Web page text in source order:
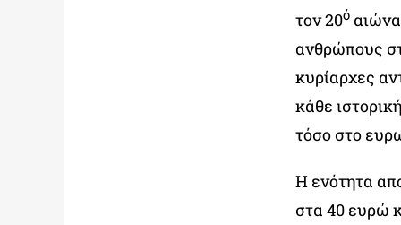
τον 20όαιώνα
ανθρώπους
κυρίαρχες
κάθε
τόσο στο
Η ενότητα
στα 40 ευρώ